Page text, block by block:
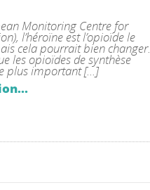
Monitoring Centre for
l’héroïne est l’opioïde le
cela pourrait bien changer.
les opioïdes de synthèse
plus important [...]